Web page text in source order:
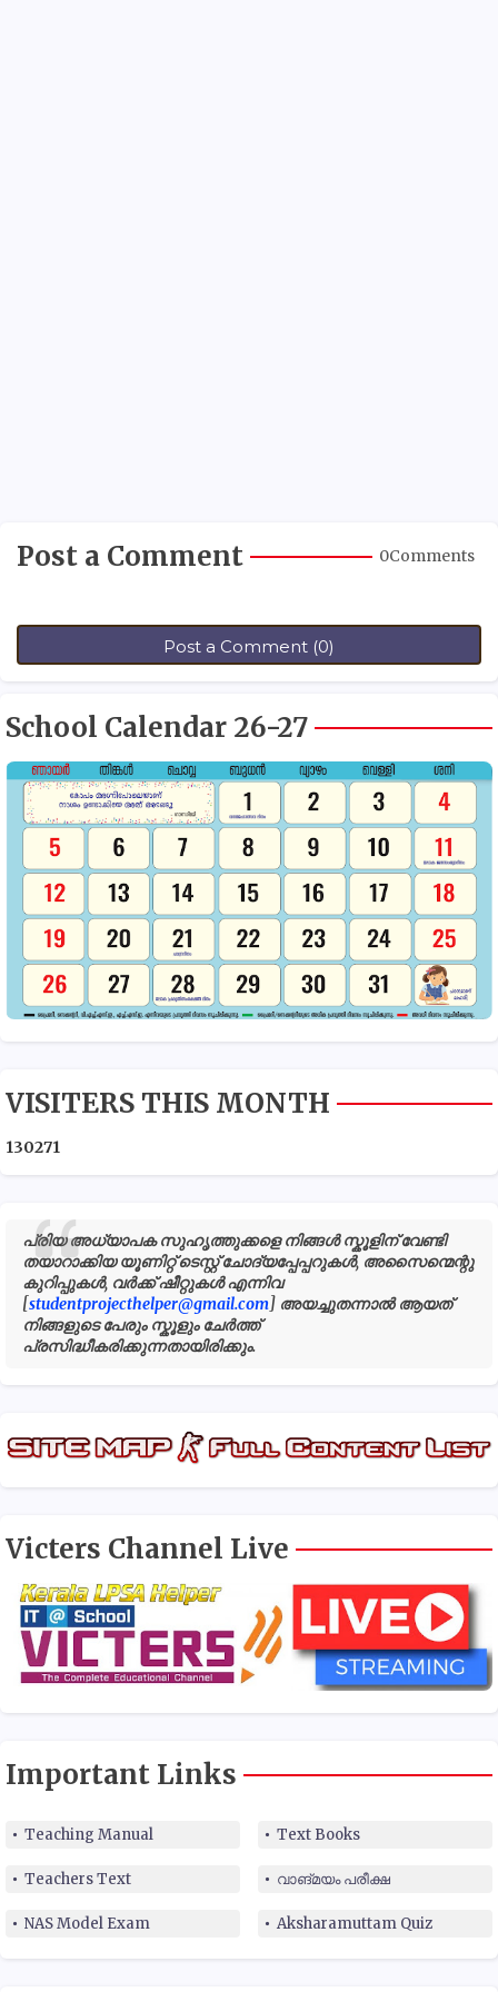
Post a Comment 0Comments
Post a Comment (0)
School Calendar 26-27
VISITERS THIS MONTH
130271
പ്രിയ അധ്യാപക സുഹൃത്തുക്കളെ നിങ്ങൾ സ്കൂളിന് വേണ്ടി
തയാറാക്കിയ യൂണിറ്റ് ടെസ്റ്റ് ചോദ്യപ്പേപ്പറുകൾ, അസൈന്മെന്റു
കുറിപ്പുകൾ, വർക്ക് ഷീറ്റുകൾ എന്നിവ
[studentprojecthelper@gmail.com] അയച്ചുതന്നാൽ ആയത്
നിങ്ങളുടെ പേരും സ്കൂളും ചേർത്ത്
പ്രസിദ്ധീകരിക്കുന്നതായിരിക്കും.
Victers Channel Live
Important Links
Teaching Manual Text Books
Teachers Text വാങ്മയം പരീക്ഷ
NAS Model Exam Aksharamuttam Quiz